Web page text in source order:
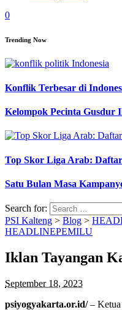
0
Trending Now
Konflik Terbesar di
Kelompok Pecinta Gusdur
Top Skor Liga Arab:
Satu Bulan Masa
Search for:
PSI Kalteng > Blog >
HEADLINEPEMILU
Iklan Tayangan
September 18, 2023
psiyogyakarta.or.id/– Ketua